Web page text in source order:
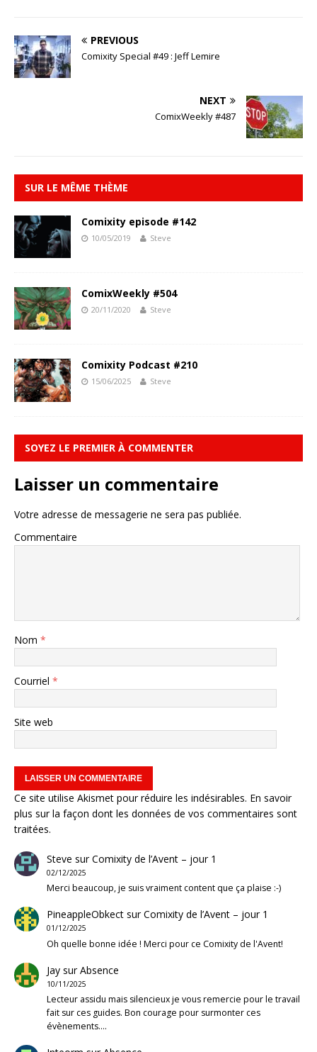
PREVIOUS
Comixity Special #49 : Jeff Lemire
NEXT
ComixWeekly #487
SUR LE MÊME THÈME
Comixity episode #142
10/05/2019 Steve
ComixWeekly #504
20/11/2020 Steve
Comixity Podcast #210
15/06/2025 Steve
SOYEZ LE PREMIER À COMMENTER
Laisser un commentaire
Votre adresse de messagerie ne sera pas publiée.
Commentaire
Nom *
Courriel *
Site web
Ce site utilise Akismet pour réduire les indésirables. En savoir
plus sur la façon dont les données de vos commentaires sont
traitées.
Steve surComixity de l’Avent – jour 1
02/12/2025
Merci beaucoup, je suis vraiment content que ça plaise :-)
PineappleObkectsurComixity de l’Avent – jour 1
01/12/2025
Oh quelle bonne idée ! Merci pour ce Comixity de l'Avent!
JaysurAbsence
10/11/2025
Lecteur assidu mais silencieux je vous remercie pour le travail
fait sur ces guides. Bon courage pour surmonter ces
évènements.…